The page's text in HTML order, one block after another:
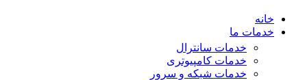
خانه
خدمات ما
خدمات سانترال
خدمات کامپیوتری
خدمات شبکه و سرور